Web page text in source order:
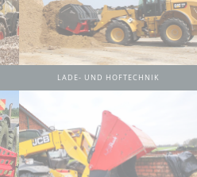
LADE- UND HOFTECHNIK